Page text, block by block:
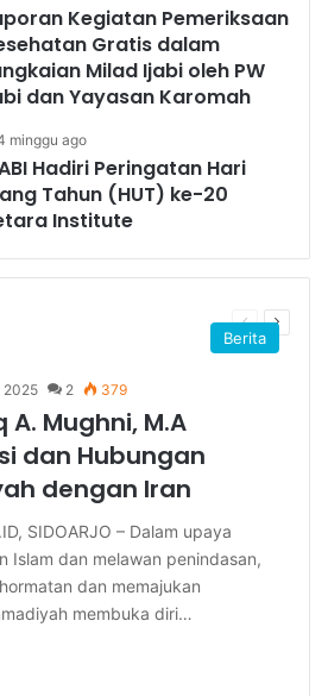
Kegiatan Pemeriksaan
Gratis dalam
Milad Ijabi oleh PW
dan Yayasan Karomah
minggu ago
Hadiri Peringatan Hari
Tahun (HUT) ke-20
Institute
Berita
2025 2 379
A. Mughni, M.A
dan Hubungan
dengan Iran
SIDOARJO – Dalam upaya
Islam dan melawan penindasan,
dan memajukan
membuka diri…